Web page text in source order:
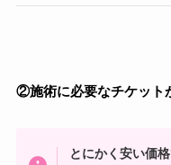
②施術に必要なチケット
とにかく安い価